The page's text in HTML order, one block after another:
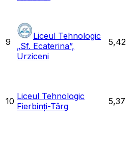
9
Liceul Tehnologic
„Sf. Ecaterina”,
Urziceni
5,42
10 Liceul Tehnologic
Fierbinți-Târg
5,37